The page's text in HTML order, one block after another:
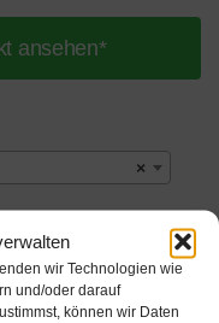
wir Technologien wie
und/oder darauf
können wir Daten
ansehen*
×